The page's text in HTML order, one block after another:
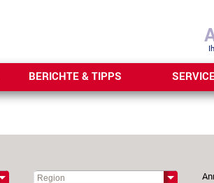
BERICHTE & TIPPS